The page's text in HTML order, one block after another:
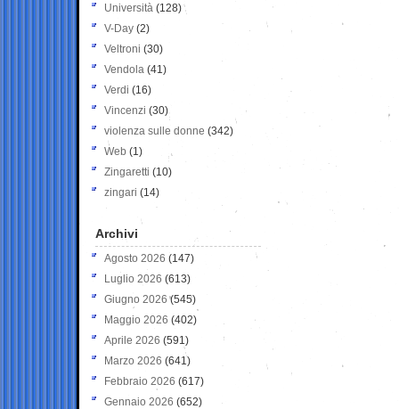
Università (128)
V-Day (2)
Veltroni (30)
Vendola (41)
Verdi (16)
Vincenzi (30)
violenza sulle donne (342)
Web (1)
Zingaretti (10)
zingari (14)
Archivi
Agosto 2026 (147)
Luglio 2026 (613)
Giugno 2026 (545)
Maggio 2026 (402)
Aprile 2026 (591)
Marzo 2026 (641)
Febbraio 2026 (617)
Gennaio 2026 (652)